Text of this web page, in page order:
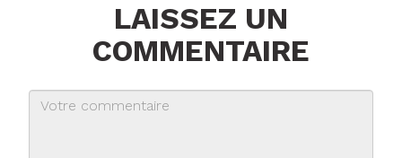
LAISSEZ UN
COMMENTAIRE